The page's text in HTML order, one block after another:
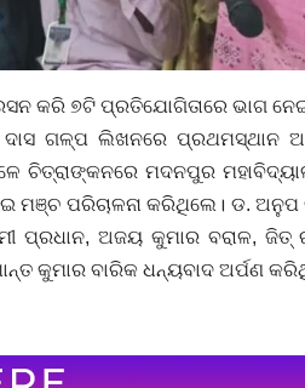
କରି ୭ଟି ପ୍ରତିଯୋଗିତାରେ ଭାଗ
ଦାସ ଗଳ୍ପ ଲିଖନରେ ପ୍ରଥମସ୍ଥାନ
ଚିତ୍ରାଙ୍କନରେ ମଦନପୁର
ମଞ୍ଚ ପରିଚାଳନା କରିଥିଲେ। ଡ. ଅନୁପ
ପ୍ରଧାନ, ଅଜୟ କୁମାର ବରାଳ, ଜିତ୍
କୁମାର ବାରିକ ଧନ୍ୟବାଦ ଅର୍ପଣ